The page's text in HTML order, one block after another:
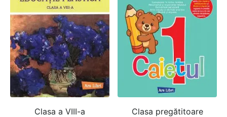
Clasa a VIII-a
Clasa pregătitoare